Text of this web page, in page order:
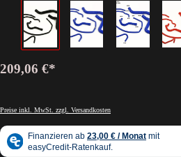
209,06 €*
Preise inkl. MwSt. zzgl. Versandkosten